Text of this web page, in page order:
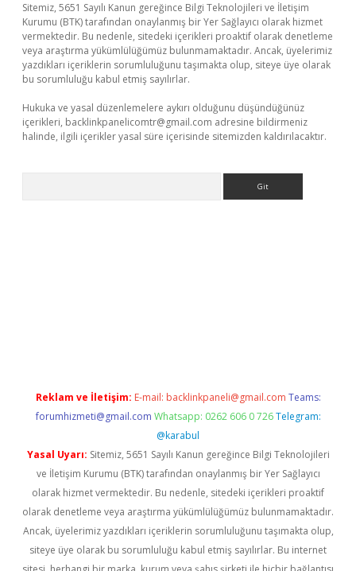
Sitemiz, 5651 Sayılı Kanun gereğince Bilgi Teknolojileri ve İletişim
Kurumu (BTK) tarafından onaylanmış bir Yer Sağlayıcı olarak hizmet
vermektedir. Bu nedenle, sitedeki içerikleri proaktif olarak denetleme
veya araştırma yükümlülüğümüz bulunmamaktadır. Ancak, üyelerimiz
yazdıkları içeriklerin sorumluluğunu taşımakta olup, siteye üye olarak
bu sorumluluğu kabul etmiş sayılırlar.
Hukuka ve yasal düzenlemelere aykırı olduğunu düşündüğünüz
içerikleri, backlinkpanelicomtr@gmail.com adresine bildirmeniz
halinde, ilgili içerikler yasal süre içerisinde sitemizden kaldırılacaktır.
Reklam ve İletişim: E-mail: backlinkpaneli@gmail.com Teams:
forumhizmeti@gmail.com Whatsapp: 0262 606 0 726 Telegram:
@karabul
Yasal Uyarı: Sitemiz, 5651 Sayılı Kanun gereğince Bilgi Teknolojileri
ve İletişim Kurumu (BTK) tarafından onaylanmış bir Yer Sağlayıcı
olarak hizmet vermektedir. Bu nedenle, sitedeki içerikleri proaktif
olarak denetleme veya araştırma yükümlülüğümüz bulunmamaktadır.
Ancak, üyelerimiz yazdıkları içeriklerin sorumluluğunu taşımakta olup,
siteye üye olarak bu sorumluluğu kabul etmiş sayılırlar. Bu internet